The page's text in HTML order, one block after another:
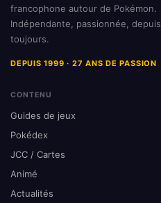
francophone autour de Pokémon.
Indépendante, passionnée, depuis
toujours.
DEPUIS 1999 · 27 ANS DE PASSION
CONTENU
Guides de jeux
Pokédex
JCC / Cartes
Animé
Actualités